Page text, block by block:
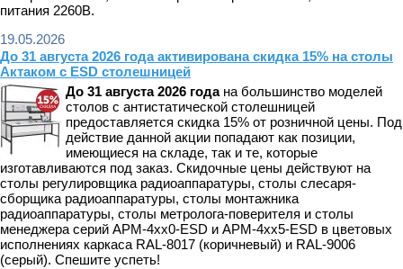
питания 2260B.
19.05.2026
До 31 августа 2026 года активирована скидка 15% на столы
Актаком с ESD столешницей
До 31 августа 2026 года на большинство моделей
столов с антистатической столешницей
предоставляется скидка 15% от розничной цены. Под
действие данной акции попадают как позиции,
имеющиеся на складе, так и те, которые
изготавливаются под заказ. Скидочные цены действуют на
столы регулировщика радиоаппаратуры, столы слесаря-
сборщика радиоаппаратуры, столы монтажника
радиоаппаратуры, столы метролога-поверителя и столы
менеджера серий АРМ-4xx0-ESD и АРМ-4xx5-ESD в цветовых
исполнениях каркаса RAL-8017 (коричневый) и RAL-9006
(серый). Спешите успеть!